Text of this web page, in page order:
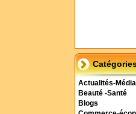
Actualités-Média
Beauté -Santé
Blogs